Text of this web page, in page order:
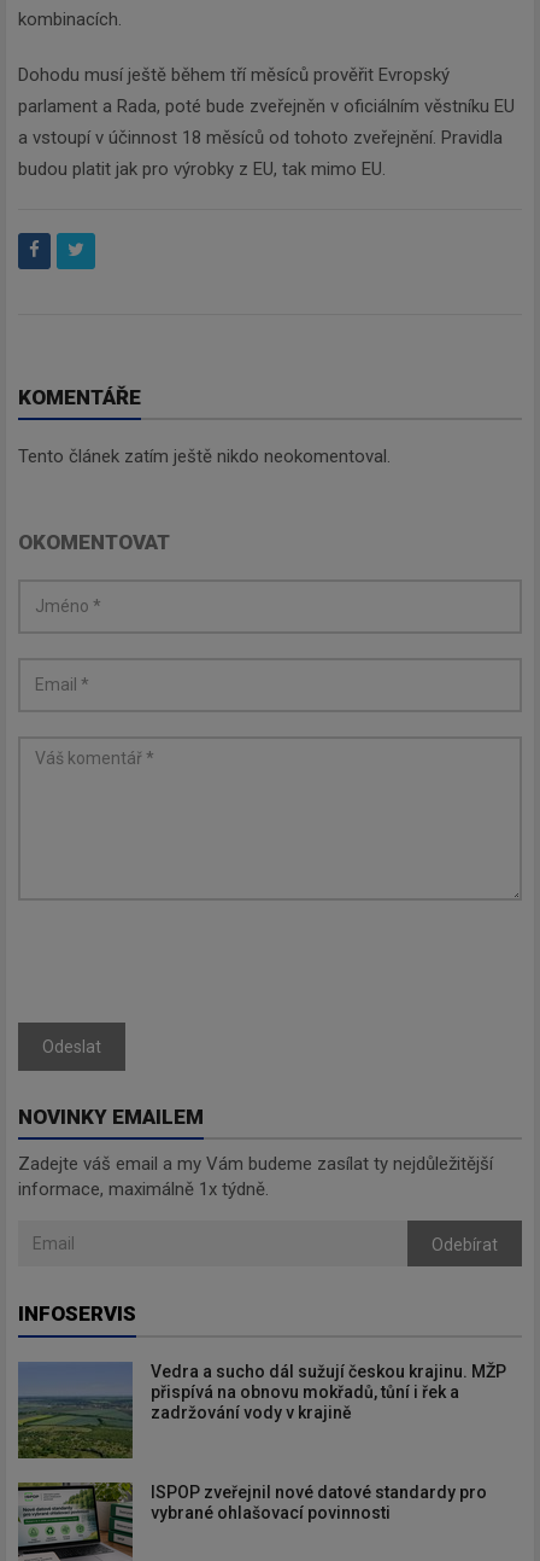
kombinacích.
Dohodu musí ještě během tří měsíců prověřit Evropský
parlament a Rada, poté bude zveřejněn v oficiálním věstníku EU
a vstoupí v účinnost 18 měsíců od tohoto zveřejnění. Pravidla
budou platit jak pro výrobky z EU, tak mimo EU.
KOMENTÁŘE
Tento článek zatím ještě nikdo neokomentoval.
OKOMENTOVAT
Odeslat
NOVINKY EMAILEM
Zadejte váš email a my Vám budeme zasílat ty nejdůležitější
informace, maximálně 1x týdně.
Odebírat
INFOSERVIS
Vedra a sucho dál sužují českou krajinu. MŽP
přispívá na obnovu mokřadů, tůní i řek a
zadržování vody v krajině
ISPOP zveřejnil nové datové standardy pro
vybrané ohlašovací povinnosti